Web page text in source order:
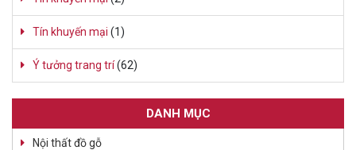
Tín khuyến mại (1)
Ý tưởng trang trí(62)
DANH MỤC
Nội thất đồ gỗ